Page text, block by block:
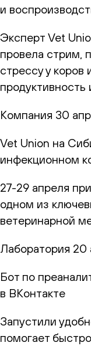
и
Эксперт Vet
провела стрим,
стрессу у коров
продуктивность
Компания 30
Vet Union на
инфекционном
27-29 апреля
одном из
ветеринарной
Лаборатория 20
Бот по
в ВКонтакте
Запустили
помогает